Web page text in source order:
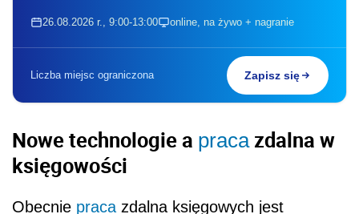
26.08.2026 r., 9:00-13:00 online, na żywo + nagranie
Liczba miejsc ograniczona Zapisz się
Nowe technologie a pracazdalna w
księgowości
Obecnie praca zdalna księgowych jest